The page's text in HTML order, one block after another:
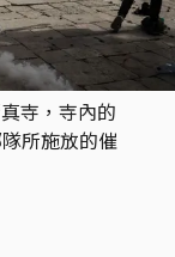
寺，寺內的
所施放的催